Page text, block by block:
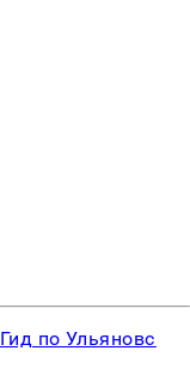
Гид по Ульяновску